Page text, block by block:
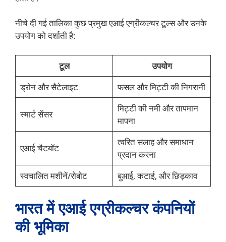
नीचे दी गई तालिका कुछ प्रमुख एआई एग्रीकल्चर टूल्स और उनके
उपयोग को दर्शाती है:
टूल
उपयोग
ड्रोन और सैटेलाइट
फसल और मिट्टी की निगरानी
स्मार्ट सेंसर
मिट्टी की नमी और तापमान
मापना
एआई चैटबॉट
त्वरित सलाह और समाधान
प्रदान करना
स्वचालित मशीनें/रोबोट
बुआई, कटाई, और छिड़काव
भारत में एआई एग्रीकल्चर कंपनियों
की भूमिका